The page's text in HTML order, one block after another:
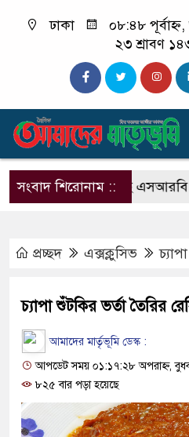
ঢাকা
০৮:৪৮
২৩ শ্রাবণ
সংবাদ শিরোনাম ::
নাম বদলে আসছে এসআরবি
প্রচ্ছদ এক্সক্লুসিভ
চ্যাপা শুঁটকির ভর্তা তৈরির
আমাদের মার্তৃভূমি ডেস্ক :
আপডেট সময় ০১:১৭:২৮ অপরাহ্ন,
৮২৫ বার পড়া হয়েছে